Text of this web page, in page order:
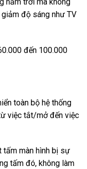
giảm độ sáng như TV
đến 100.000
toàn bộ hệ thống
việc tắt/mở đến việc
tấm màn hình bị sự
tấm đó, không làm